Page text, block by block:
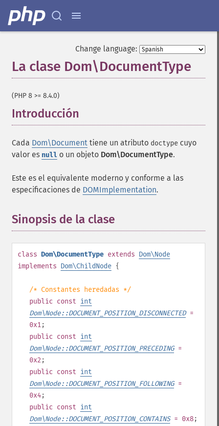
Change language:
La clase Dom\DocumentType
(PHP 8 >= 8.4.0)
Introducción
Cada Dom\Document tiene un atributo doctype cuyo
valor es null o un objeto Dom\DocumentType.
Este es el equivalente moderno y conforme a las
especificaciones de DOMImplementation.
Sinopsis de la clase
class Dom\DocumentType extends Dom\Node
implements Dom\ChildNode {
/* Constantes heredadas */
public const int
Dom\Node::DOCUMENT_POSITION_DISCONNECTED=
0x1;
public const int
Dom\Node::DOCUMENT_POSITION_PRECEDING=
0x2 ;
public const int
Dom\Node::DOCUMENT_POSITION_FOLLOWING=
0x4;
public const int
Dom\Node::DOCUMENT_POSITION_CONTAINS= 0x8;